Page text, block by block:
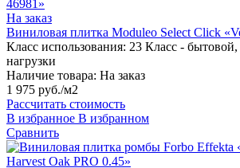
На заказ
Виниловая плитка Moduleo Select Click
Класс использования: 23 Класс -
нагрузки
Наличие товара: На заказ
1 975 руб./м2
Рассчитать стоимость
В избранное В избранном
Сравнить